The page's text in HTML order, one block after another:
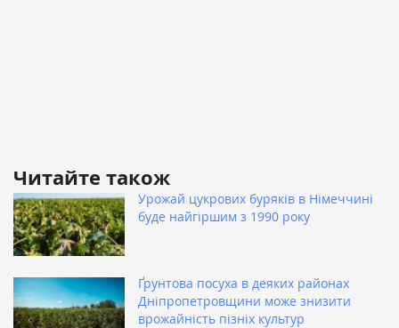
Читайте також
Урожай цукрових буряків в Німеччині
буде найгіршим з 1990 року
Ґрунтова посуха в деяких районах
Дніпропетровщини може знизити
врожайність пізніх культур